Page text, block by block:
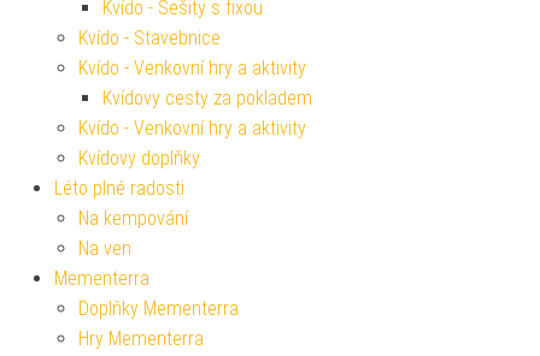
Kvído - Sešity s fixou
Kvído - Stavebnice
Kvído - Venkovní hry a aktivity
Kvídovy cesty za pokladem
Kvído - Venkovní hry a aktivity
Kvídovy doplňky
Léto plné radosti
Na kempování
Na ven
Mementerra
Doplňky Mementerra
Hry Mementerra